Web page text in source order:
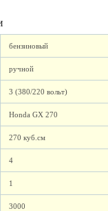
бензиновый
ручной
3 (380/220 вольт)
Honda GX 270
270 куб.см
4
1
3000